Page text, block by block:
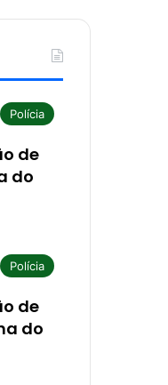
Polícia
de
do
Polícia
de
do